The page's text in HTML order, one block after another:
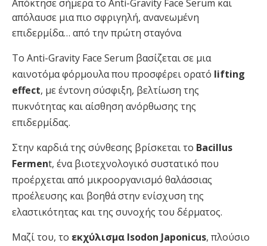
Απόκτησε σήμερα το Anti-Gravity Face Serum και
απόλαυσε μια πιο σφριγηλή, ανανεωμένη
επιδερμίδα… από την πρώτη σταγόνα
Το Anti-Gravity Face Serum βασίζεται σε μια
καινοτόμα φόρμουλα που προσφέρει ορατό lifting
effect, με έντονη σύσφιξη, βελτίωση της
πυκνότητας και αίσθηση ανόρθωσης της
επιδερμίδας.
Στην καρδιά της σύνθεσης βρίσκεται το Bacillus
Ferment, ένα βιοτεχνολογικό συστατικό που
προέρχεται από μικροοργανισμό θαλάσσιας
προέλευσης και βοηθά στην ενίσχυση της
ελαστικότητας και της συνοχής του δέρματος.
Μαζί του, το εκχύλισμα Isodon Japonicus, πλούσιο